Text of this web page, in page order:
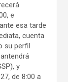
e
esa tarde
cuenta
su perfil
y
de 8:00 a